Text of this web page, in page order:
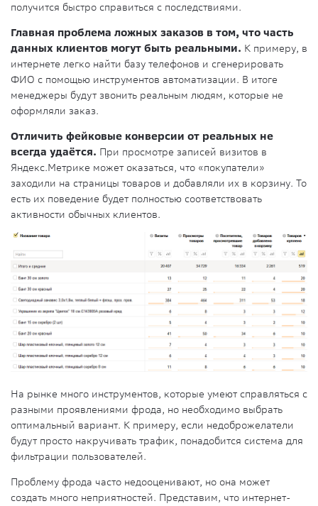
получится быстро справиться с последствиями.
Главная проблема ложных заказов в том, что часть
данных клиентов могут быть реальными. К примеру, в
интернете легко найти базу телефонов и сгенерировать
ФИО с помощью инструментов автоматизации. В итоге
менеджеры будут звонить реальным людям, которые не
оформляли заказ.
Отличить фейковые конверсии от реальных не
всегда удаётся. При просмотре записей визитов в
Яндекс.Метрике может оказаться, что «покупатели»
заходили на страницы товаров и добавляли их в корзину. То
есть их поведение будет полностью соответствовать
активности обычных клиентов.
На рынке много инструментов, которые умеют справляться с
разными проявлениями фрода, но необходимо выбрать
оптимальный вариант. К примеру, если недоброжелатели
будут просто накручивать трафик, понадобится система для
фильтрации пользователей.
Проблему фрода часто недооценивают, но она может
создать много неприятностей. Представим, что интернет-